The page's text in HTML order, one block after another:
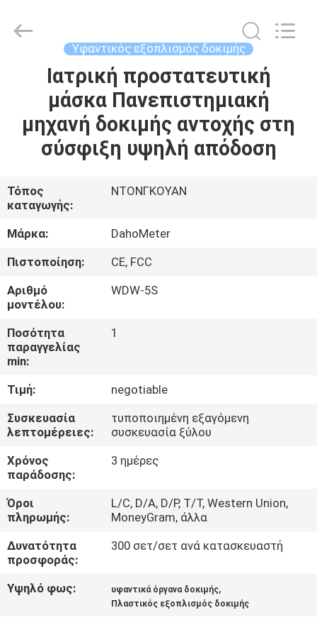
ΣΠΊΤΙ
ΠΡΟΪΌΝΤΑ
ΠΕΡΊΠΟΥ
ΕΜΕΊΣ
ΓΎΡΟΣ
ΕΡΓΟΣΤΑΣΊΩΝ
ΠΟΙΟΤΙΚΌΣ
ΈΛΕΓΧΟΣ
ΕΛΆΤΕ
ΣΕ
ΕΠΑΦΉ
ΜΕ
ΖΗΤΉΣΤΕ
ΈΝΑ
ΑΠΌΣΠΑΣΜΑ
Reserved.
Developed
Υφαντικός εξοπλισμός δοκιμής
Ιατρική προστατευτική
μάσκα Πανεπιστημιακή
μηχανή δοκιμής αντοχής στη
σύσφιξη υψηλή απόδοση
Τόπος
καταγωγής:
ΝΤΟΝΓΚΟΥΑΝ
Μάρκα:
DahoMeter
Πιστοποίηση:
CE, FCC
Αριθμό
μοντέλου:
WDW-5S
Ποσότητα
παραγγελίας
min:
1
Τιμή:
negotiable
Συσκευασία
λεπτομέρειες:
τυποποιημένη εξαγόμενη
συσκευασία ξύλου
Χρόνος
παράδοσης:
3 ημέρες
Όροι
πληρωμής:
L/C, D/A, D/P, T/T, Western Union,
MoneyGram, άλλα
Δυνατότητα
προσφοράς:
300 σετ/σετ ανά κατασκευαστή
Υψηλό φως: υφαντικά όργανα δοκιμής,
Πλαστικός εξοπλισμός δοκιμής